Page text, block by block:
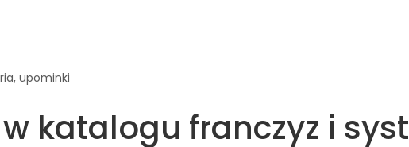
upominki
katalogu franczyz i